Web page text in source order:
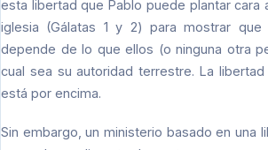
esta libertad que Pablo puede plantar cara
iglesia (Gálatas 1 y 2) para mostrar que
depende de lo que ellos (o ninguna otra
cual sea su autoridad terrestre. La
está por encima.
Sin embargo, un ministerio basado en una